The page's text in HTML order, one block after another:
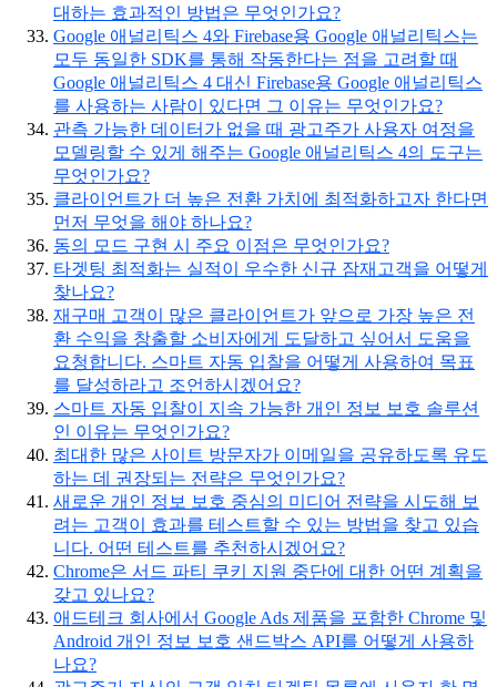
대하는 효과적인 방법은 무엇인가요?
Google 애널리틱스 4와 Firebase용 Google 애널리틱스는
모두 동일한 SDK를 통해 작동한다는 점을 고려할 때
Google 애널리틱스 4 대신 Firebase용 Google 애널리틱스
를 사용하는 사람이 있다면 그 이유는 무엇인가요?
관측 가능한 데이터가 없을 때 광고주가 사용자 여정을
모델링할 수 있게 해주는 Google 애널리틱스 4의 도구는
무엇인가요?
클라이언트가 더 높은 전환 가치에 최적화하고자 한다면
먼저 무엇을 해야 하나요?
동의 모드 구현 시 주요 이점은 무엇인가요?
타겟팅 최적화는 실적이 우수한 신규 잠재고객을 어떻게
찾나요?
재구매 고객이 많은 클라이언트가 앞으로 가장 높은 전
환 수익을 창출할 소비자에게 도달하고 싶어서 도움을
요청합니다. 스마트 자동 입찰을 어떻게 사용하여 목표
를 달성하라고 조언하시겠어요?
스마트 자동 입찰이 지속 가능한 개인 정보 보호 솔루션
인 이유는 무엇인가요?
최대한 많은 사이트 방문자가 이메일을 공유하도록 유도
하는 데 권장되는 전략은 무엇인가요?
새로운 개인 정보 보호 중심의 미디어 전략을 시도해 보
려는 고객이 효과를 테스트할 수 있는 방법을 찾고 있습
니다. 어떤 테스트를 추천하시겠어요?
Chrome은 서드 파티 쿠키 지원 중단에 대한 어떤 계획을
갖고 있나요?
애드테크 회사에서 Google Ads 제품을 포함한 Chrome 및
Android 개인 정보 보호 샌드박스 API를 어떻게 사용하
나요?